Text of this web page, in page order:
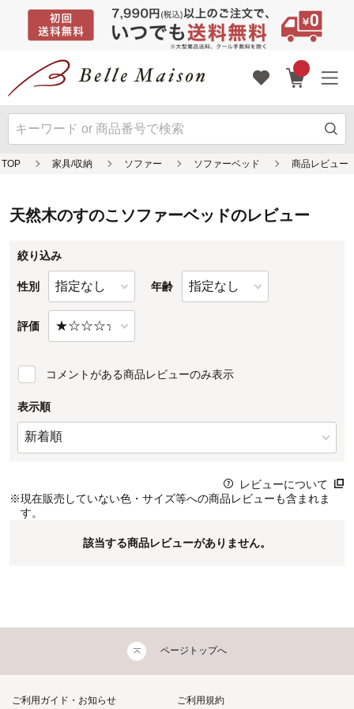
天然木のすのこソファーベッドのレビュー
絞り込み
性別 年齢
評価
コメントがある商品レビューのみ表示
表示順
レビューについて
※現在販売していない色・サイズ等への商品レビューも含まれま
す。
該当する商品レビューがありません。
ページトップへ
ご利用ガイド・お知らせ ご利用規約